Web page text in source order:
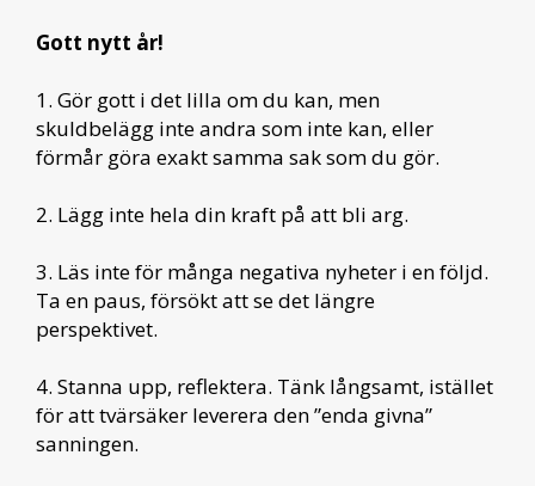
Gott nytt år!
1. Gör gott i det lilla om du kan, men
skuldbelägg inte andra som inte kan, eller
förmår göra exakt samma sak som du gör.
2. Lägg inte hela din kraft på att bli arg.
3. Läs inte för många negativa nyheter i en följd.
Ta en paus, försökt att se det längre
perspektivet.
4. Stanna upp, reflektera. Tänk långsamt, istället
för att tvärsäker leverera den ”enda givna”
sanningen.